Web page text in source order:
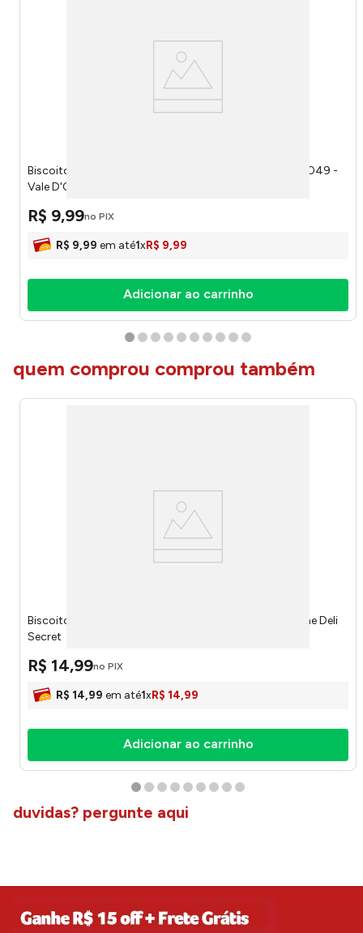
Biscoito Fino Dueto Chocolate Preto e Branco 300g 7049 -
Vale D'Ouro
R$ 9,99no PIX
R$ 9,99 em até1xR$ 9,99
Adicionar ao carrinho
quem comprou comprou também
Biscoito de Arroz Rice Cracker Original 100g 7729 - The Deli
Secret
R$ 14,99no PIX
R$ 14,99 em até1xR$ 14,99
Adicionar ao carrinho
duvidas? pergunte aqui